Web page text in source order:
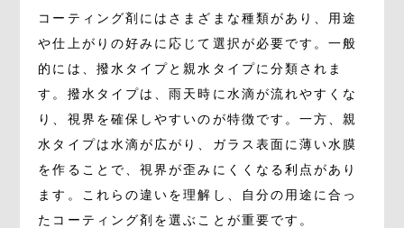
コーティング剤にはさまざまな種類があり、用途
や仕上がりの好みに応じて選択が必要です。一般
的には、撥水タイプと親水タイプに分類されま
す。撥水タイプは、雨天時に水滴が流れやすくな
り、視界を確保しやすいのが特徴です。一方、親
水タイプは水滴が広がり、ガラス表面に薄い水膜
を作ることで、視界が歪みにくくなる利点があり
ます。これらの違いを理解し、自分の用途に合っ
たコーティング剤を選ぶことが重要です。